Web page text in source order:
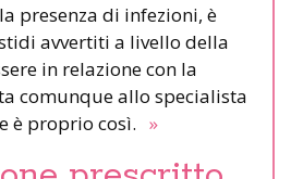
presenza di infezioni, è
avvertiti a livello della
in relazione con la
comunque allo specialista
è proprio così. »